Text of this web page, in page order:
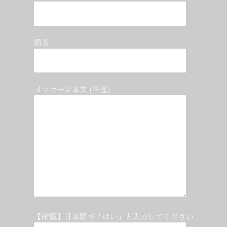
題名
メッセージ本文 (任意)
【確認】日本語で「はい」と入力してください